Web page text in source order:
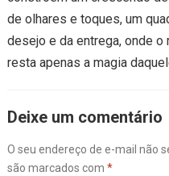
de olhares e toques, um
desejo e da entrega, onde
resta apenas a magia
Deixe um comentário
O seu endereço de e-mail não
são marcados com *